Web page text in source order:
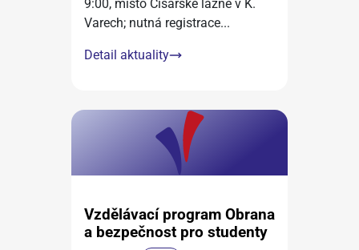
9:00, místo Císařské lázně v K.
Varech; nutná registrace...
Detail aktuality
Vzdělávací program Obrana
a bezpečnost pro studenty